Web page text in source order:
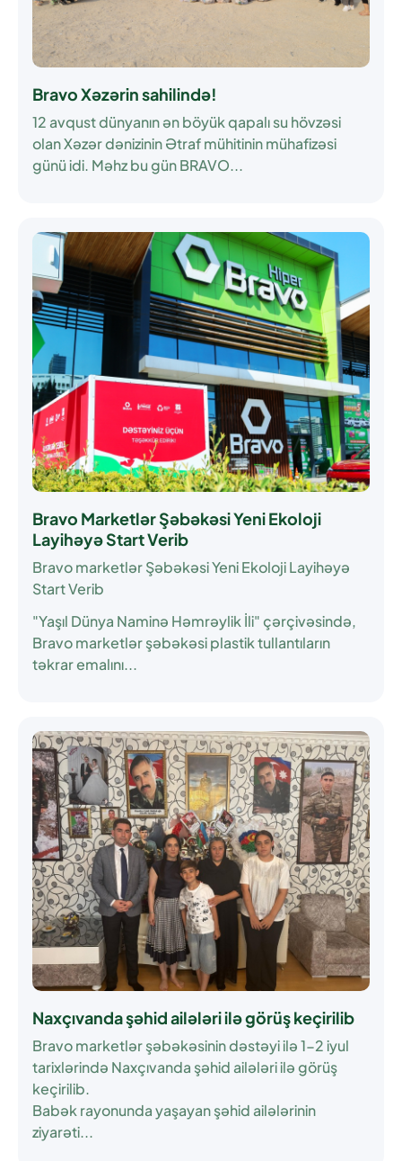
Bravo Xəzərin sahilində!
12 avqust dünyanın ən böyük qapalı su hövzəsi
olan Xəzər dənizinin Ətraf mühitinin mühafizəsi
günü idi. Məhz bu gün BRAVO...
Bravo Marketlər Şəbəkəsi Yeni Ekoloji
Layihəyə Start Verib
Bravo marketlər Şəbəkəsi Yeni Ekoloji Layihəyə
Start Verib
"Yaşıl Dünya Naminə Həmrəylik İli" çərçivəsində,
Bravo marketlər şəbəkəsi plastik tullantıların
təkrar emalını...
Naxçıvanda şəhid ailələri ilə görüş keçirilib
Bravo marketlər şəbəkəsinin dəstəyi ilə 1-2 iyul
tarixlərində Naxçıvanda şəhid ailələri ilə görüş
keçirilib.
Babək rayonunda yaşayan şəhid ailələrinin
ziyarəti...